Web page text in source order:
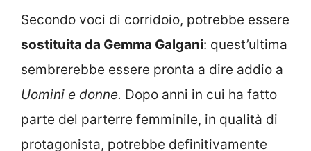
Secondo voci di corridoio, potrebbe essere
sostituita da Gemma Galgani: quest’ultima
sembrerebbe essere pronta a dire addio a
Uomini e donne. Dopo anni in cui ha fatto
parte del parterre femminile, in qualità di
protagonista, potrebbe definitivamente